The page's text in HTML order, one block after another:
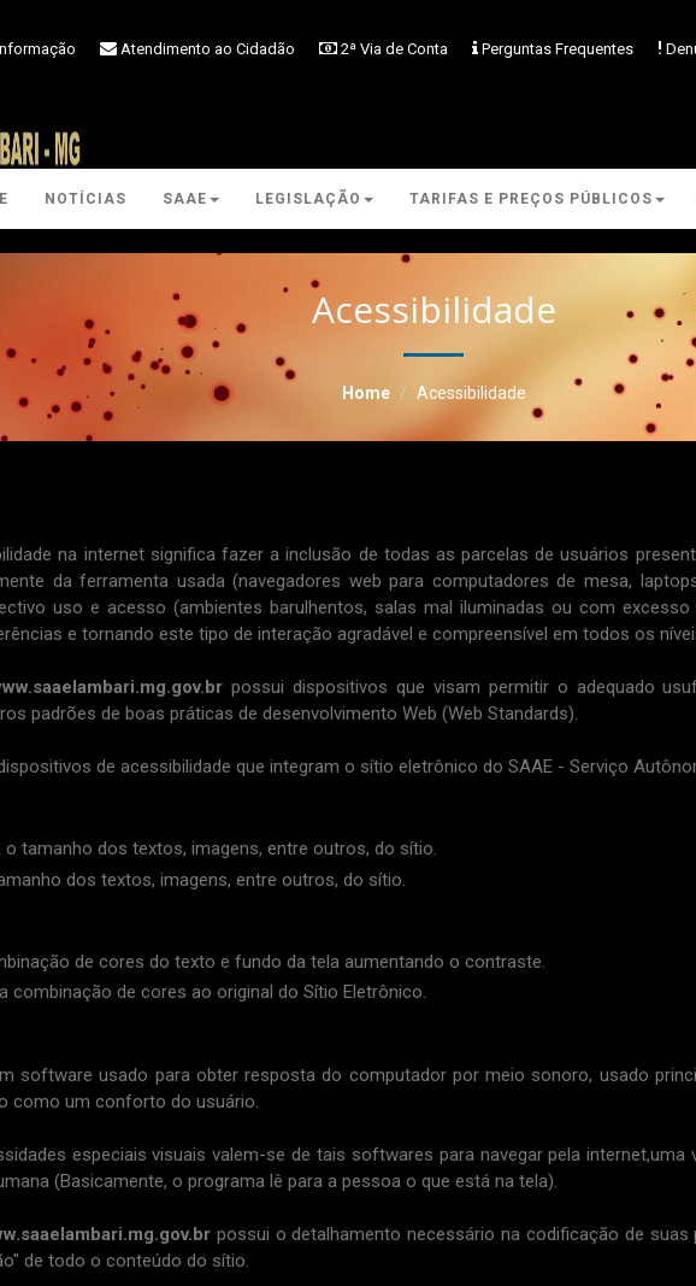
Atendimento ao Cidadão 2ª Via de Conta Perguntas Frequentes !
NOTÍCIAS SAAE LEGISLAÇÃO TARIFAS E PREÇOS PÚBLICOS
Acessibilidade
Home Acessibilidade
internet significa fazer a inclusão de todas as parcelas de usuários
da ferramenta usada (navegadores web para computadores de mesa,
uso e acesso (ambientes barulhentos, salas mal iluminadas ou com
e tornando este tipo de interação agradável e compreensível em todos os
possui dispositivos que visam permitir o adequado
padrões de boas práticas de desenvolvimento Web (Web Standards).
de acessibilidade que integram o sítio eletrônico do SAAE - Serviço
tamanho dos textos, imagens, entre outros, do sítio.
dos textos, imagens, entre outros, do sítio.
de cores do texto e fundo da tela aumentando o contraste.
combinação de cores ao original do Sítio Eletrônico.
usado para obter resposta do computador por meio sonoro, usado
como um conforto do usuário.
especiais visuais valem-se de tais softwares para navegar pela internet,uma
(Basicamente, o programa lê para a pessoa o que está na tela).
possui o detalhamento necessário na codificação de
de todo o conteúdo do sítio.